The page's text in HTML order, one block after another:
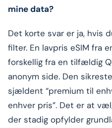
mine data?
Det korte svar er ja, hvis
filter. En lavpris eSIM fra
forskellig fra en tilfældig
anonym side. Den
sjældent “premium til
enhver pris”. Det er at
der stadig opfylder